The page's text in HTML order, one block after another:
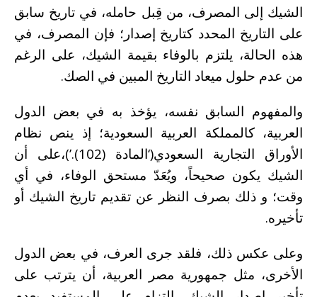
الشيك إلى المصرف، من قِبل حامله، في تاريخ سابق
على التاريخ المحدد كتاريخ إصدار؛ فإن المصرف، في
هذه الحالة، يلتزم بالوفاء بقيمة الشيك، على الرغم
من عدم حلول ميعاد التاريخ المبين في الصك.
والمفهوم السابق نفسه، يؤخذ به في بعض الدول
العربية، كالمملكة العربية السعودية؛ إذ ينص نظام
الأوراق التجارية السعودي(‘المادة (102).’)،على أن
الشيك يكون صحيحاً، ويُعَدّ مستحق الوفاء، في أي
وقت؛ و ذلك بصرف النظر عن تقديم تاريخ الشيك أو
تأخيره.
وعلى عكس ذلك، فلقد جرى العرف، في بعض الدول
الأخرى، مثل جمهورية مصر العربية، أن يترتب على